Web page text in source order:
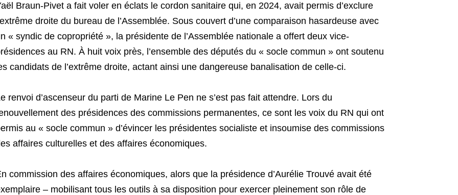
Braun-Pivet a fait voler en éclats le cordon sanitaire qui, en 2024, avait permis d’exclure
droite du bureau de l’Assemblée. Sous couvert d’une comparaison hasardeuse avec
« syndic de copropriété », la présidente de l’Assemblée nationale a offert deux vice-
au RN. À huit voix près, l’ensemble des députés du « socle commun » ont soutenu
candidats de l’extrême droite, actant ainsi une dangereuse banalisation de celle-ci.
renvoi d’ascenseur du parti de Marine Le Pen ne s’est pas fait attendre. Lors du
des présidences des commissions permanentes, ce sont les voix du RN qui ont
au « socle commun » d’évincer les présidentes socialiste et insoumise des commissions
affaires culturelles et des affaires économiques.
commission des affaires économiques, alors que la présidence d’Aurélie Trouvé avait été
– mobilisant tous les outils à sa disposition pour exercer pleinement son rôle de